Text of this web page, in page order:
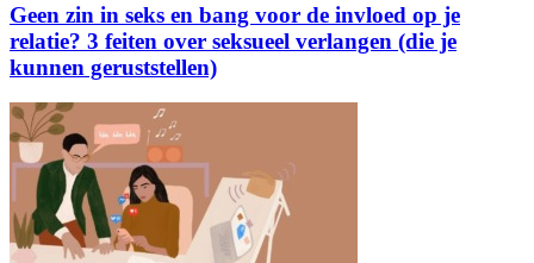
Geen zin in seks en bang voor de invloed op je
relatie? 3 feiten over seksueel verlangen (die je
kunnen geruststellen)